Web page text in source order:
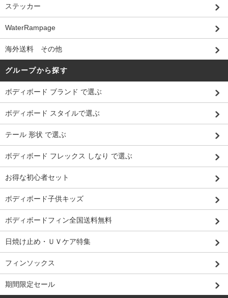
ステッカー
WaterRampage
海外送料 その他
グループから探す
ボディボード ブランド で選ぶ
ボディボード スタイルで選ぶ
テール 形状 で選ぶ
ボディボード フレックス しなり で選ぶ
お得な初心者セット
ボディボード子供キッズ
ボディボードフィン全国送料無料
日焼け止め・ＵＶケア特集
フィンソックス
期間限定セール